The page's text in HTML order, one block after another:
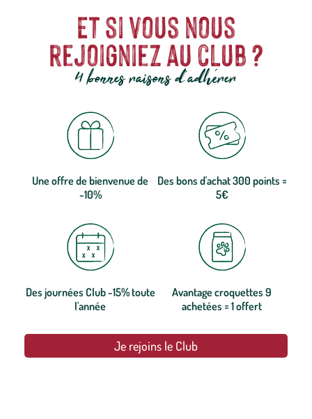
Et si vous nous
rejoigniez au club ?
4 bonnes raisons d'adhérer
Une offre de bienvenue de
-10%
Des bons d'achat 300 points =
5€
Des journées Club -15% toute
l'année
Avantage croquettes 9
achetées = 1 offert
Je rejoins le Club